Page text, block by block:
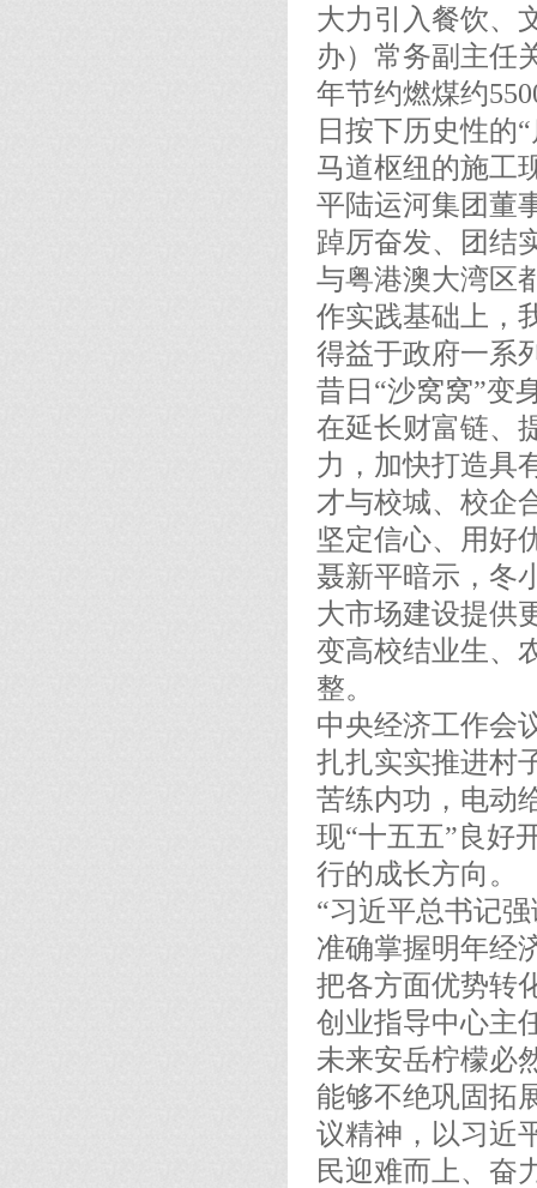
大力引入餐饮、
办）常务副主任
年节约燃煤约
日按下历史性的
马道枢纽的施工
平陆运河集团董
踔厉奋发、团结
与粤港澳大湾区
作实践基础上，
得益于政府一系
昔日“沙窝窝”变
在延长财富链、
力，加快打造具
才与校城、校企
坚定信心、用好
聂新平暗示，冬
大市场建设提供
变高校结业生、
整。
中央经济工作会
扎扎实实推进村
苦练内功，电动
现“十五五”良好
行的成长方向。
“习近平总书记
准确掌握明年经
把各方面优势转
创业指导中心主
未来安岳柠檬必
能够不绝巩固拓
议精神，以习近
民迎难而上、奋